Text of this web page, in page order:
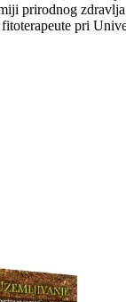
prirodnog
pri